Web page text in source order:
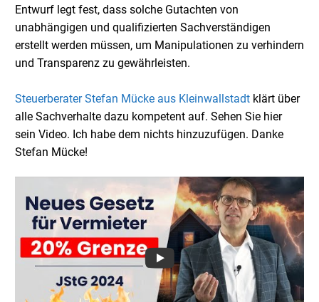
Entwurf legt fest, dass solche Gutachten von
unabhängigen und qualifizierten Sachverständigen
erstellt werden müssen, um Manipulationen zu verhindern
und Transparenz zu gewährleisten.
Steuerberater Stefan Mücke aus Kleinwallstadt klärt über
alle Sachverhalte dazu kompetent auf. Sehen Sie hier
sein Video. Ich habe dem nichts hinzuzufügen. Danke
Stefan Mücke!